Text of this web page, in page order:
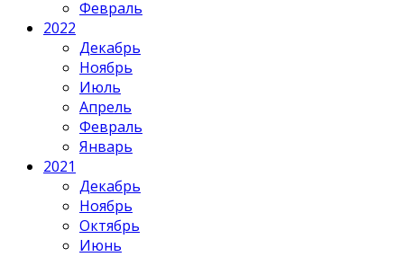
Февраль
2022
Декабрь
Ноябрь
Июль
Апрель
Февраль
Январь
2021
Декабрь
Ноябрь
Октябрь
Июнь